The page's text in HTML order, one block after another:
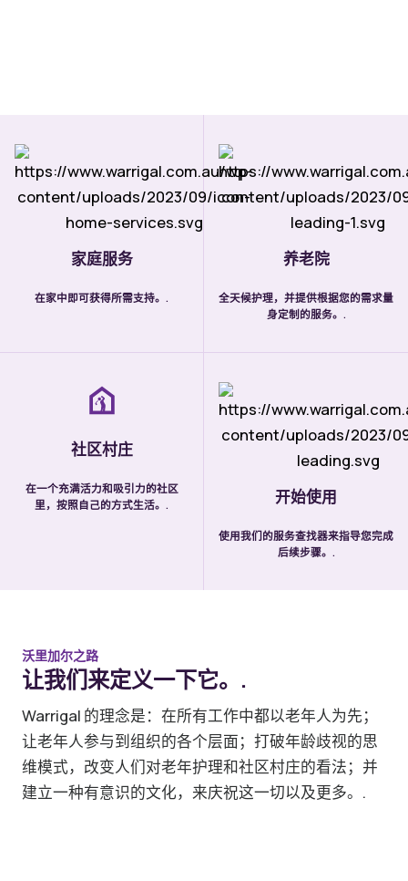
家庭服务
在家中即可获得所需支持。.
养老院
全天候护理，并提供根据您的需求量
身定制的服务。.
社区村庄
在一个充满活力和吸引力的社区
里，按照自己的方式生活。.
开始使用
使用我们的服务查找器来指导您完成
后续步骤。.
沃里加尔之路
让我们来定义一下它。.
Warrigal 的理念是：在所有工作中都以老年人为先；
让老年人参与到组织的各个层面；打破年龄歧视的思
维模式，改变人们对老年护理和社区村庄的看法；并
建立一种有意识的文化，来庆祝这一切以及更多。.